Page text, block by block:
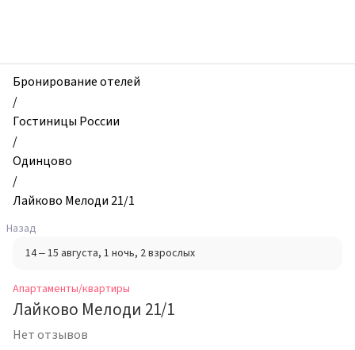
и
квартиры,
Лайково
Мелоди
21/1,
Одинцово,
Россия
Бронирование отелей
/
Гостиницы России
/
Одинцово
/
Лайково Мелоди 21/1
Назад
14 – 15 августа, 1 ночь, 2 взрослых
Апартаменты/квартиры
Лайково Мелоди 21/1
Нет отзывов